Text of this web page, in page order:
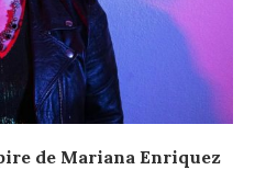
de Mariana Enriquez